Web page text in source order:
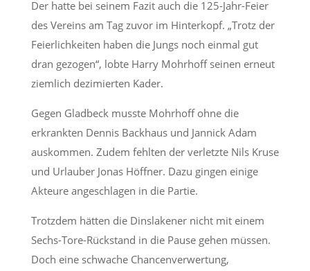
Der hatte bei seinem Fazit auch die 125-Jahr-Feier
des Vereins am Tag zuvor im Hinterkopf. „Trotz der
Feierlichkeiten haben die Jungs noch einmal gut
dran gezogen“, lobte Harry Mohrhoff seinen erneut
ziemlich dezimierten Kader.
Gegen Gladbeck musste Mohrhoff ohne die
erkrankten Dennis Backhaus und Jannick Adam
auskommen. Zudem fehlten der verletzte Nils Kruse
und Urlauber Jonas Höffner. Dazu gingen einige
Akteure angeschlagen in die Partie.
Trotzdem hätten die Dinslakener nicht mit einem
Sechs-Tore-Rückstand in die Pause gehen müssen.
Doch eine schwache Chancenverwertung,